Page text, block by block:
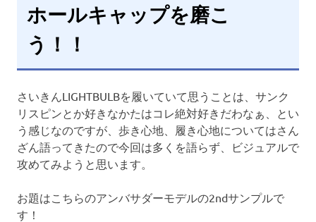
ホールキャップを磨こ
う！！
さいきんLIGHTBULBを履いていて思うことは、サンク
リスピンとか好きなかたはコレ絶対好きだわなぁ、とい
う感じなのですが、歩き心地、履き心地についてはさん
ざん語ってきたので今回は多くを語らず、ビジュアルで
攻めてみようと思います。
お題はこちらのアンバサダーモデルの2ndサンプルで
す！